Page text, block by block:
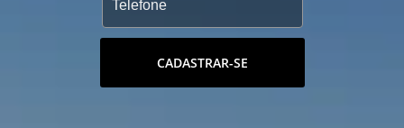
CADASTRAR-SE